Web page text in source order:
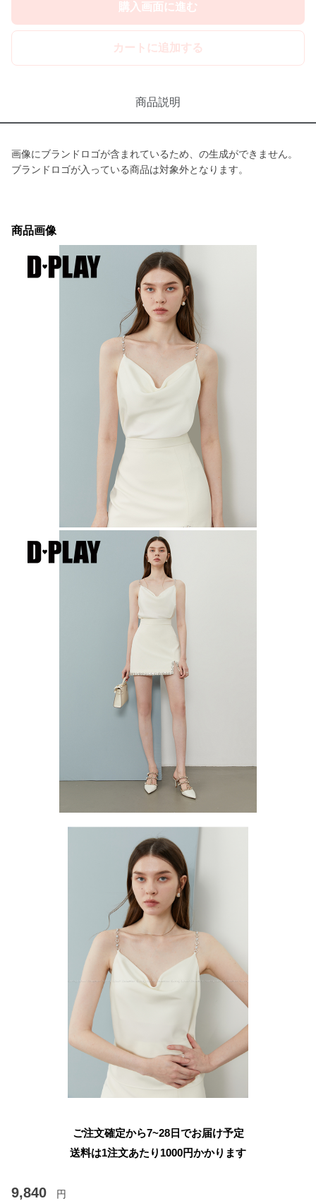
購入画面に進む
カートに追加する
商品説明
画像にブランドロゴが含まれているため、の生成ができません。
ブランドロゴが入っている商品は対象外となります。
商品画像
ご注文確定から7~28日でお届け予定
送料は1注文あたり 1000円かかります
9,840 円